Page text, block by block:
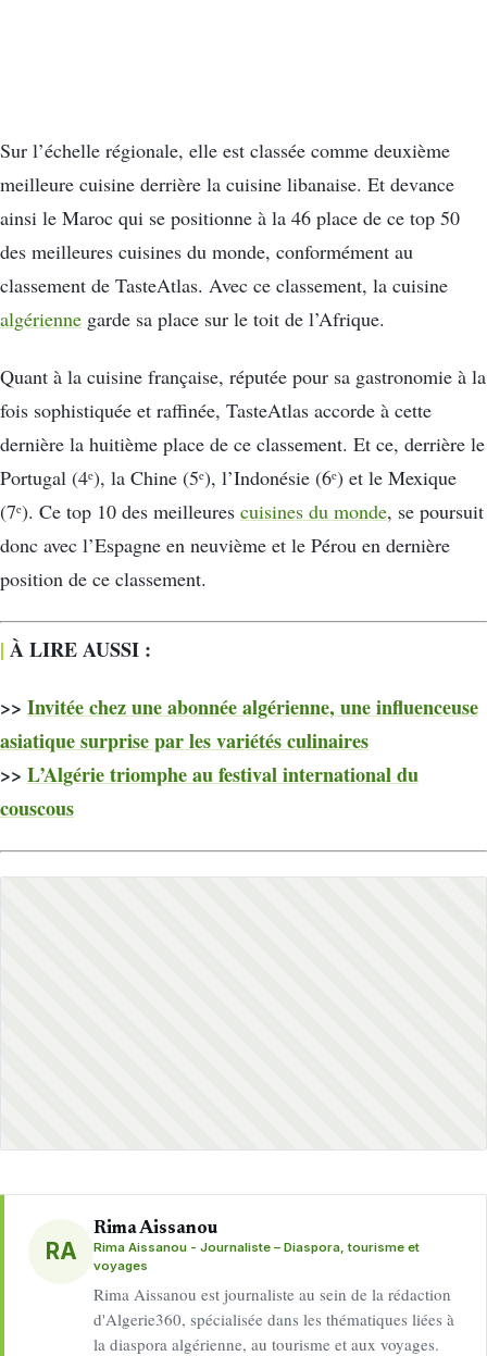
Sur l’échelle régionale, elle est classée comme deuxième
meilleure cuisine derrière la cuisine libanaise. Et devance
ainsi le Maroc qui se positionne à la 46 place de ce top 50
des meilleures cuisines du monde, conformément au
classement de TasteAtlas. Avec ce classement, la cuisine
algérienne garde sa place sur le toit de l’Afrique.
Quant à la cuisine française, réputée pour sa gastronomie à la
fois sophistiquée et raffinée, TasteAtlas accorde à cette
dernière la huitième place de ce classement. Et ce, derrière le
Portugal (4ᵉ), la Chine (5ᵉ), l’Indonésie (6ᵉ) et le Mexique
(7ᵉ). Ce top 10 des meilleures cuisines du monde, se poursuit
donc avec l’Espagne en neuvième et le Pérou en dernière
position de ce classement.
| À LIRE AUSSI :
>> Invitée chez une abonnée algérienne, une influenceuse
asiatique surprise par les variétés culinaires
>> L’Algérie triomphe au festival international du
couscous
RA
Rima Aissanou
Rima Aissanou - Journaliste – Diaspora, tourisme et
voyages
Rima Aissanou est journaliste au sein de la rédaction
d'Algerie360, spécialisée dans les thématiques liées à
la diaspora algérienne, au tourisme et aux voyages.